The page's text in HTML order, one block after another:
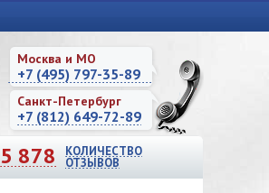
Москва и МО
+7 (495) 797-35-89
Санкт-Петербург
+7 (812) 649-72-89
5 878 КОЛИЧЕСТВО
ОТЗЫВОВ